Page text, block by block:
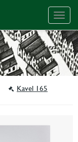
Kavel 165